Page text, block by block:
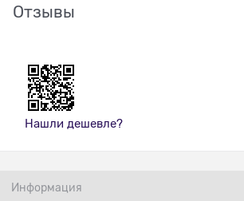
Отзывы
Нашли дешевле?
Информация